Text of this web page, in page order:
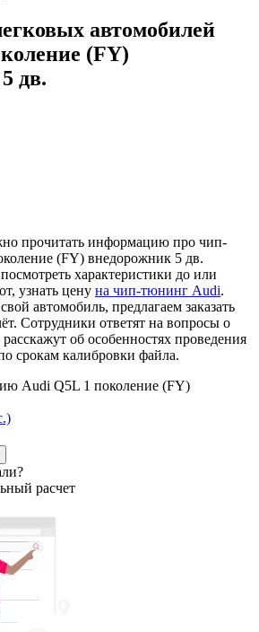
автомобилей
(FY)
дв.
прочитать информацию про чип-
(FY) внедорожник 5 дв.
характеристики до или
узнать цену на чип-тюнинг Audi.
автомобиль, предлагаем заказать
Сотрудники ответят на вопросы о
об особенностях проведения
срокам калибровки файла.
Audi Q5L 1 поколение (FY)
расчет